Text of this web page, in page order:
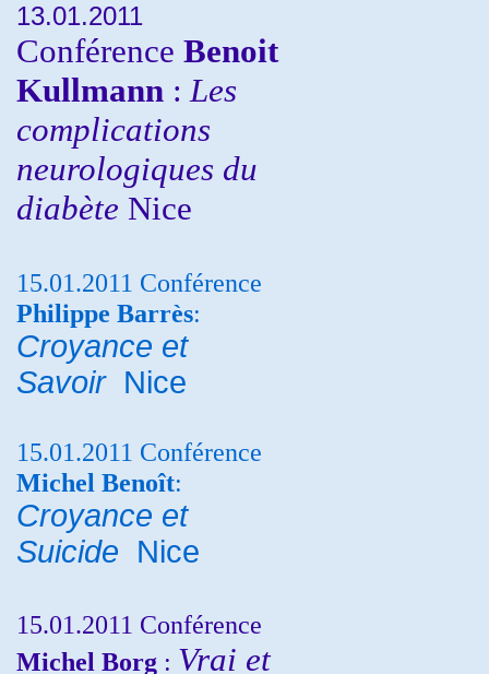
13.01.2011
Conférence Benoit
Kullmann : Les
complications
neurologiques du
diabète Nice
15.01.2011 Conférence
Philippe Barrès:
Croyance et
Savoir Nice
15.01.2011 Conférence
Michel Benoît:
Croyance et
Suicide Nice
15.01.2011 Conférence
Michel Borg : Vrai et